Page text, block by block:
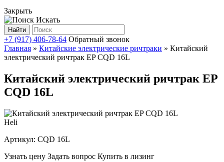
Закрыть
Искать
Найти
+7 (917) 406-78-64 Обратный звонок
Главная » Китайские электрические ричтраки » Китайский
электрический ричтрак EP CQD 16L
Китайский электрический ричтрак EP
CQD 16L
Heli
Артикул: CQD 16L
Узнать цену Задать вопрос Купить в лизинг